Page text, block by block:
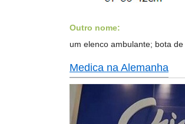
Outro nome:
um elenco ambulante; bota
Medica na Alemanha